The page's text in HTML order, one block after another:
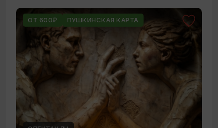
ОТ 600₽ ПУШКИНСКАЯ КАРТА